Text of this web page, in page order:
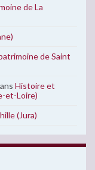
de La
de Saint
Histoire et
et-Loire)
(Jura)